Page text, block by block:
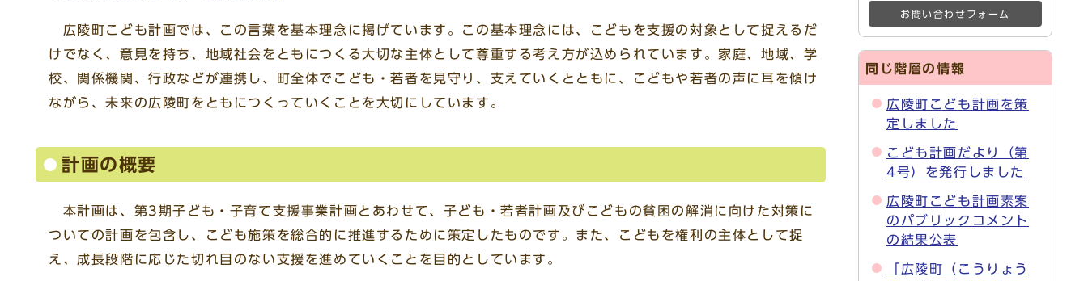
広陵町こども計画では、この言葉を基本理念に掲げています。この基本理念には、こどもを支援の対象として捉えるだ
けでなく、意見を持ち、地域社会をともにつくる大切な主体として尊重する考え方が込められています。家庭、地域、学
校、関係機関、行政などが連携し、町全体でこども・若者を見守り、支えていくとともに、こどもや若者の声に耳を傾け
ながら、未来の広陵町をともにつくっていくことを大切にしています。
計画の概要
本計画は、第3期子ども・子育て支援事業計画とあわせて、子ども・若者計画及びこどもの貧困の解消に向けた対策に
ついての計画を包含し、こども施策を総合的に推進するために策定したものです。また、こどもを権利の主体として捉
え、成長段階に応じた切れ目のない支援を進めていくことを目的としています。
お問い合わせフォーム
同じ階層の情報
広陵町こども計画を策
定しました
こども計画だより（第
4号）を発行しました
広陵町こども計画素案
のパブリックコメント
の結果公表
「広陵町（こうりょう